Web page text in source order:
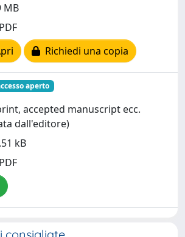
MB
Richiedi una copia
aperto
accepted manuscript ecc.
dall'editore)
kB